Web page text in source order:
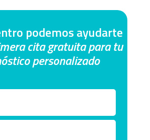
podemos ayudarte
cita gratuita para tu
personalizado